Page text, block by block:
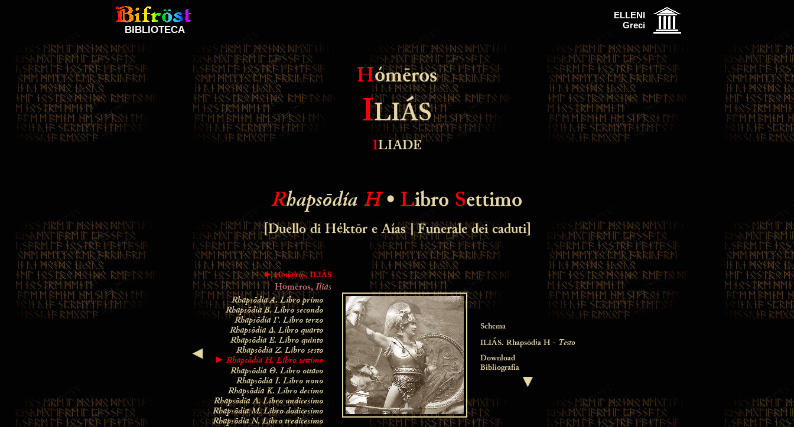
BIBLIOTECA
ELLENI
Greci
Hómēros
ILIÁS
ILIADE
Rhapsōdía Η• Libro Settimo
[Duello di Héktōr e Aías | Funerale dei caduti]
◄
► Hómēros, ILIÁS
Hómēros,Iliás
Rhapsōdía A. Libro primo
Rhapsōdía B. Libro secondo
Rhapsōdía Γ. Libro terzo
Rhapsōdía Δ. Libro quarto
Rhapsōdía Ε. Libro quinto
Rhapsōdía Ζ. Libro sesto
► Rhapsōdía Η. Libro settimo
Rhapsōdía Θ. Libro ottavo
Rhapsōdía Ι. Libro nono
Rhapsōdía Κ. Libro decimo
RhapsōdíaΛ. Libro undicesimo
RhapsōdíaΜ. Libro dodicesimo
RhapsōdíaΝ. Libro tredicesimo
Schema
ILIÁS. Rhapsōdía Η - Testo
Download
Bibliografia
▼